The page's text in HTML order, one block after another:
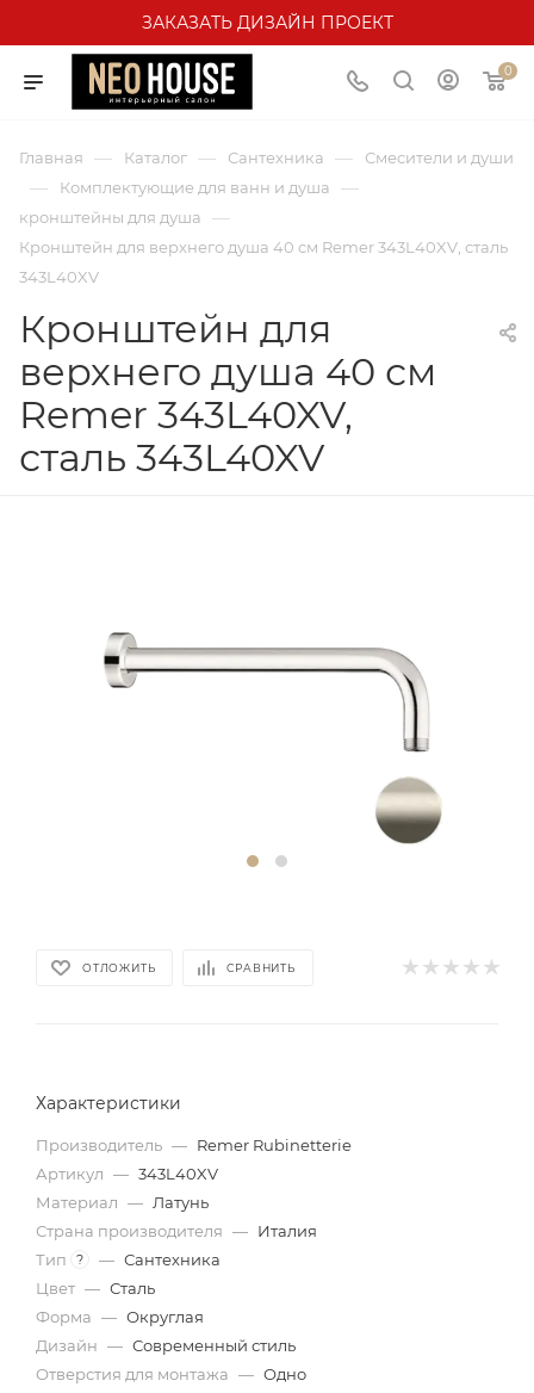
ЗАКАЗАТЬ ДИЗАЙН ПРОЕКТ
0
Главная — Каталог — Сантехника — Смесители и души
— Комплектующие для ванн и душа —
кронштейны для душа —
Кронштейн для верхнего душа 40 см Remer 343L40XV, сталь
343L40XV
Кронштейн для
верхнего душа 40 см
Remer 343L40XV,
сталь 343L40XV
ОТЛОЖИТЬ СРАВНИТЬ
Характеристики
Производитель — Remer Rubinetterie
Артикул — 343L40XV
Материал — Латунь
Страна производителя — Италия
Тип
? — Сантехника
Цвет — Сталь
Форма — Округлая
Дизайн — Современный стиль
Отверстия для монтажа — Одно